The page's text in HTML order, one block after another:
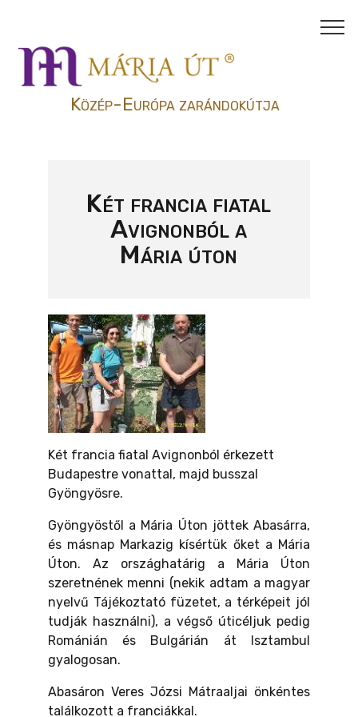
Közép-Európa zarándokútja
Két francia fiatal
Avignonból a
Mária úton
Két francia fiatal Avignonból érkezett
Budapestre vonattal, majd busszal
Gyöngyösre.
Gyöngyöstől a Mária Úton jöttek Abasárra,
és másnap Markazig kísértük őket a Mária
Úton. Az országhatárig a Mária Úton
szeretnének menni (nekik adtam a magyar
nyelvű Tájékoztató füzetet, a térképeit jól
tudják használni), a végső úticéljuk pedig
Románián és Bulgárián át Isztambul
gyalogosan.
Abasáron Veres Józsi Mátraaljai önkéntes
találkozott a franciákkal.